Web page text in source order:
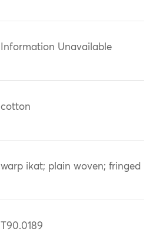
Information Unavailable
cotton
warp ikat; plain woven; fringed
T90.0189